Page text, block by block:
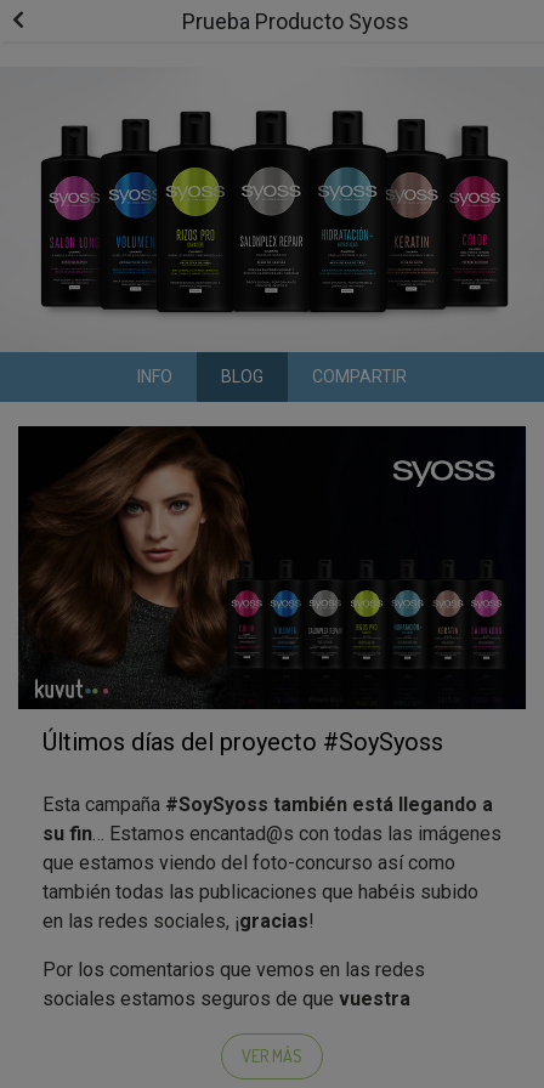
Prueba Producto Syoss
INFO BLOG COMPARTIR
Últimos días del proyecto #SoySyoss
Esta campaña #SoySyoss también está llegando a
su fin … Estamos encantad@s con todas las imágenes
que estamos viendo del foto-concurso así como
también todas las publicaciones que habéis subido
en las redes sociales, ¡gracias!
Por los comentarios que vemos en las redes
sociales estamos seguros de que vuestra
sido estupenda pero, aún queremos saber algunas
VER MÁS